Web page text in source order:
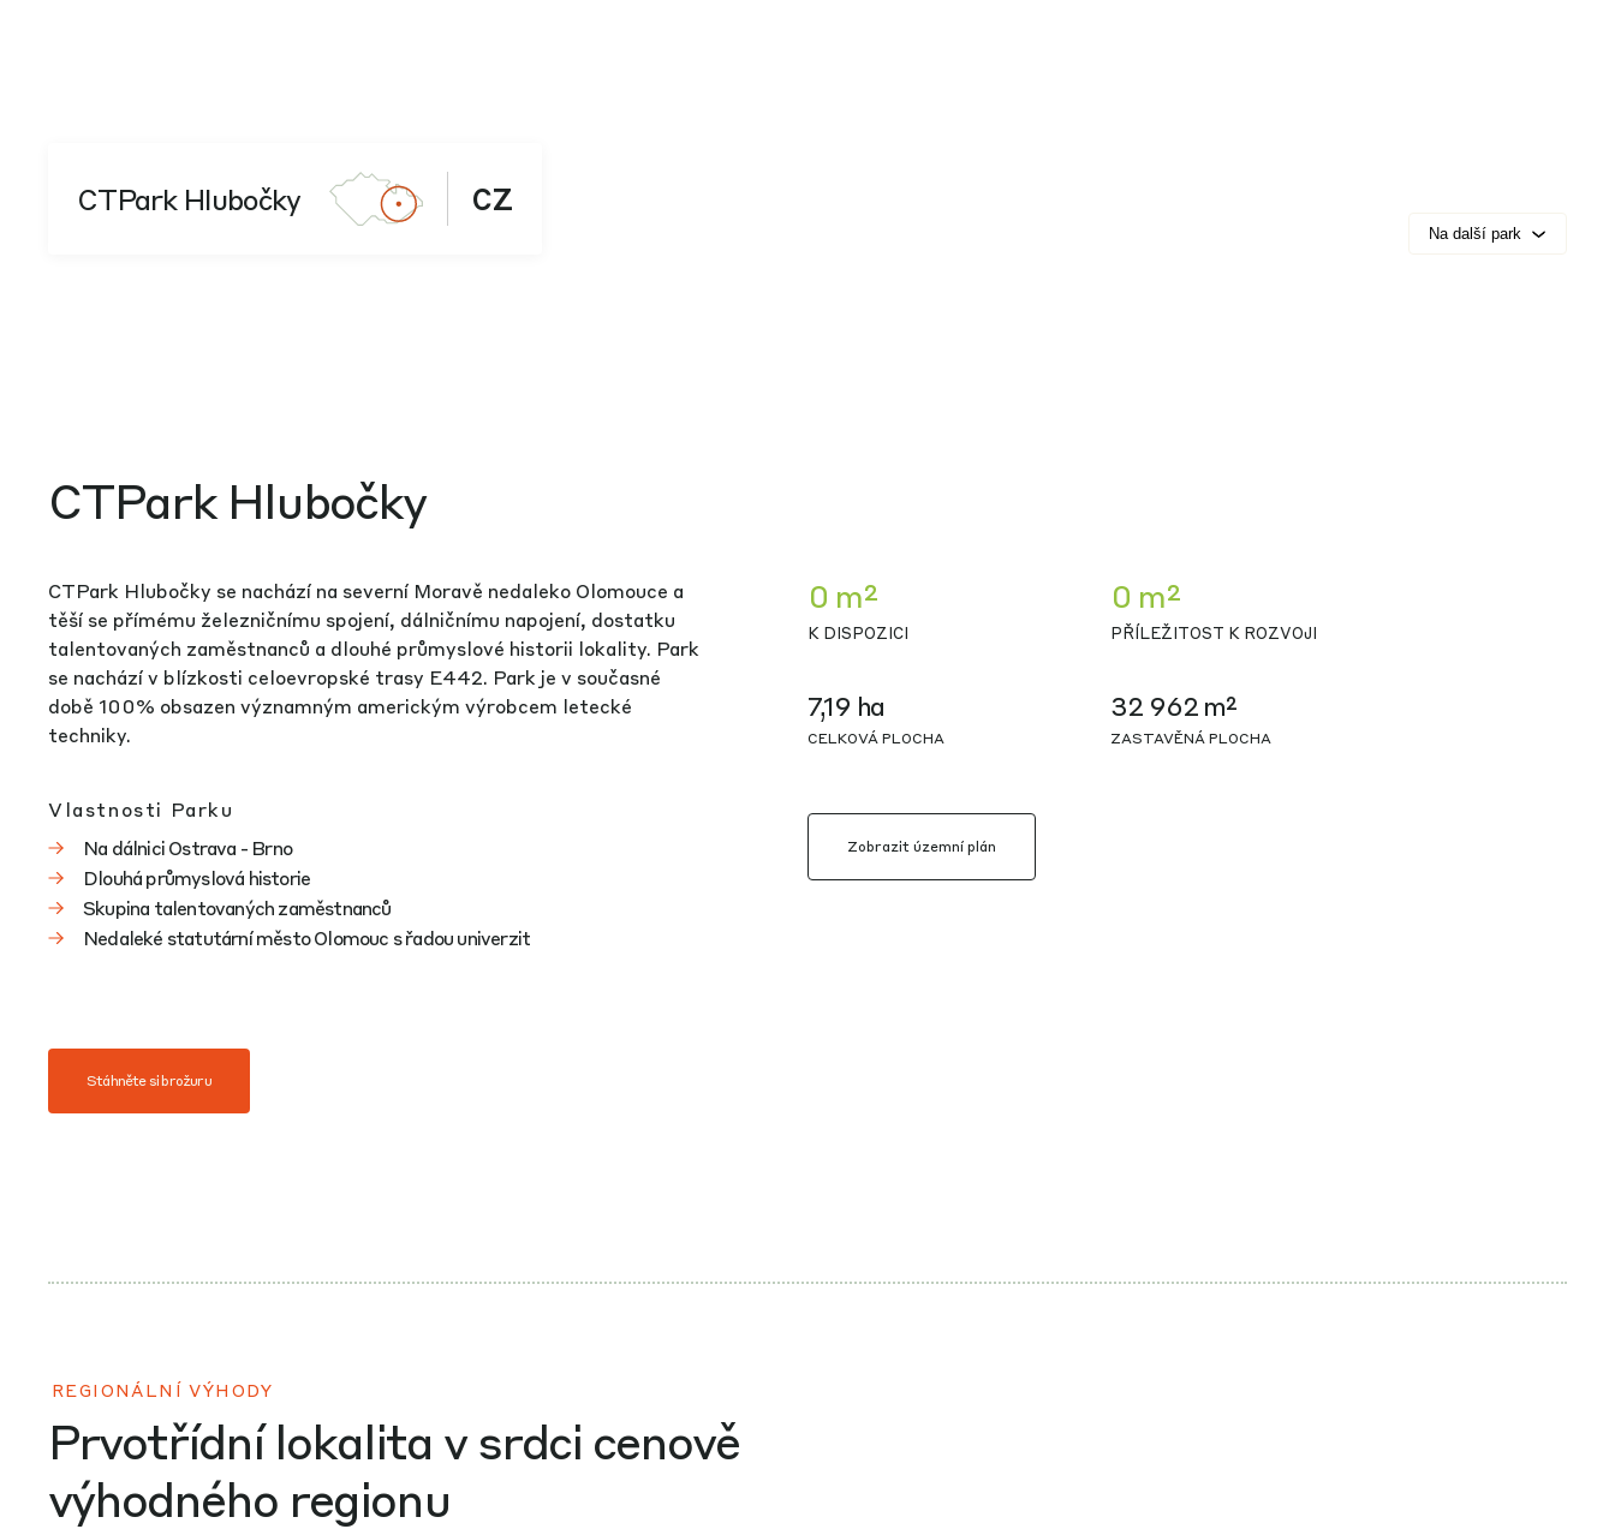
CTPark Hlubočky CZ
Na další park
CTPark Hlubočky
CTPark Hlubočky se nachází na severní Moravě nedaleko Olomouce a
těší se přímému železničnímu spojení, dálničnímu napojení, dostatku
talentovaných zaměstnanců a dlouhé průmyslové historii lokality. Park
se nachází v blízkosti celoevropské trasy E442. Park je v současné
době 100% obsazen významným americkým výrobcem letecké
techniky.
Vlastnosti Parku
Na dálnici Ostrava - Brno
Dlouhá průmyslová historie
Skupina talentovaných zaměstnanců
Nedaleké statutární město Olomouc s řadou univerzit
Stáhněte si brožuru
0 m²
K DISPOZICI
0 m²
PŘÍLEŽITOST K ROZVOJI
7,19 ha
CELKOVÁ PLOCHA
32 962 m²
ZASTAVĚNÁ PLOCHA
Zobrazit územní plán
REGIONÁLNÍ VÝHODY
Prvotřídní lokalita v srdci cenově
výhodného regionu